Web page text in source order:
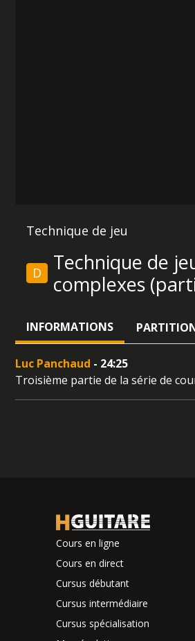
Technique de jeu
D
Technique de
complexes
INFORMATIONS
Luc Panchaud - 24:25
Troisième partie de la série de
Cours en ligne
Cours en direct
Cursus débutant
Cursus intermédiaire
Cursus spécialisation